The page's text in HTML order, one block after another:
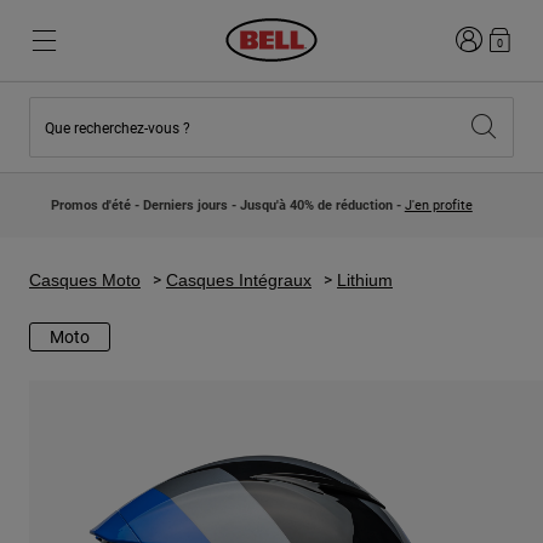
Nouveautés
Casques Motocross Enfant
Explorez Moto
Nouveautés
Lifestyle
Route et Gravel
Connexion
0
Que recherchez-vous ?
Promos d'été - Derniers jours - Jusqu'à 40% de réduction - J'en profite
Casques Moto Casques Intégraux Lithium
Moto